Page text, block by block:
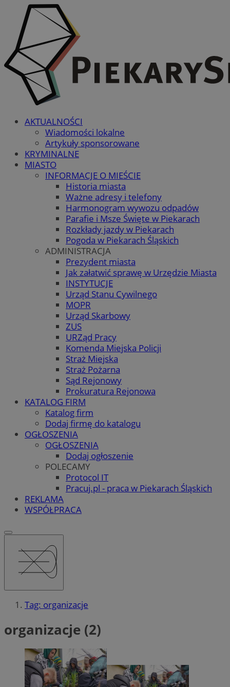
AKTUALNOŚCI
Wiadomości lokalne
Artykuły sponsorowane
KRYMINALNE
MIASTO
INFORMACJE O MIEŚCIE
Historia miasta
Ważne adresy i telefony
Harmonogram wywozu odpadów
Parafie i Msze Święte w Piekarach
Rozkłady jazdy w Piekarach
Pogoda w Piekarach Śląskich
ADMINISTRACJA
Prezydent miasta
Jak załatwić sprawę w Urzędzie Miasta
INSTYTUCJE
Urząd Stanu Cywilnego
MOPR
Urząd Skarbowy
ZUS
URZąd Pracy
Komenda Miejska Policji
Straż Miejska
Straż Pożarna
Sąd Rejonowy
Prokuratura Rejonowa
KATALOG FIRM
Katalog firm
Dodaj firmę do katalogu
OGŁOSZENIA
OGŁOSZENIA
Dodaj ogłoszenie
POLECAMY
Protocol IT
Pracuj.pl - praca w Piekarach Śląskich
REKLAMA
WSPÓŁPRACA
Tag: organizacje
organizacje (2)